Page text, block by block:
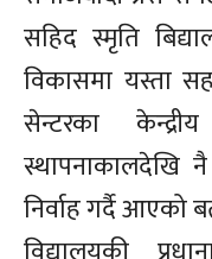
सहिद स्मृति
विकासमा यस्ता
सेन्टरका
स्थापनाकालदेखि
निर्वाह गर्दै आएको